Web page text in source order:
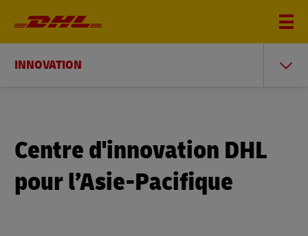
INNOVATION
Centre d'innovation DHL
pour l’Asie-Pacifique